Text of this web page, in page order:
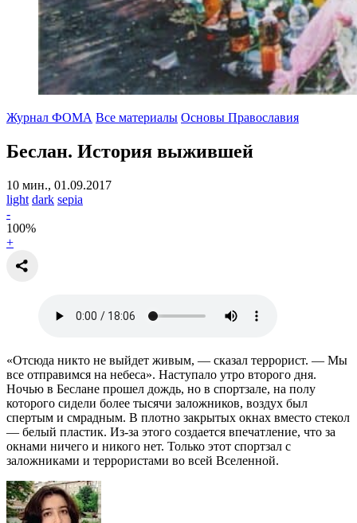
Журнал ФОМА Все материалы Основы Православия
Беслан. История выжившей
10 мин., 01.09.2017
light dark sepia
-
100%
+
«Отсюда никто не выйдет живым, — сказал террорист. — Мы
все отправимся на небеса». Наступало утро второго дня.
Ночью в Беслане прошел дождь, но в спортзале, на полу
которого сидели более тысячи заложников, воздух был
спертым и смрадным. В плотно закрытых окнах вместо стекол
— белый пластик. Из-за этого создается впечатление, что за
окнами ничего и никого нет. Только этот спортзал с
заложниками и террористами во всей Вселенной.